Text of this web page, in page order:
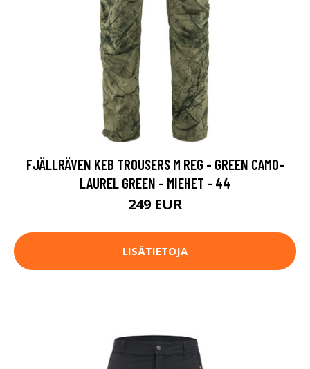
FJÄLLRÄVEN KEB TROUSERS M REG - GREEN CAMO-
LAUREL GREEN - MIEHET - 44
249 EUR
LISÄTIETOJA